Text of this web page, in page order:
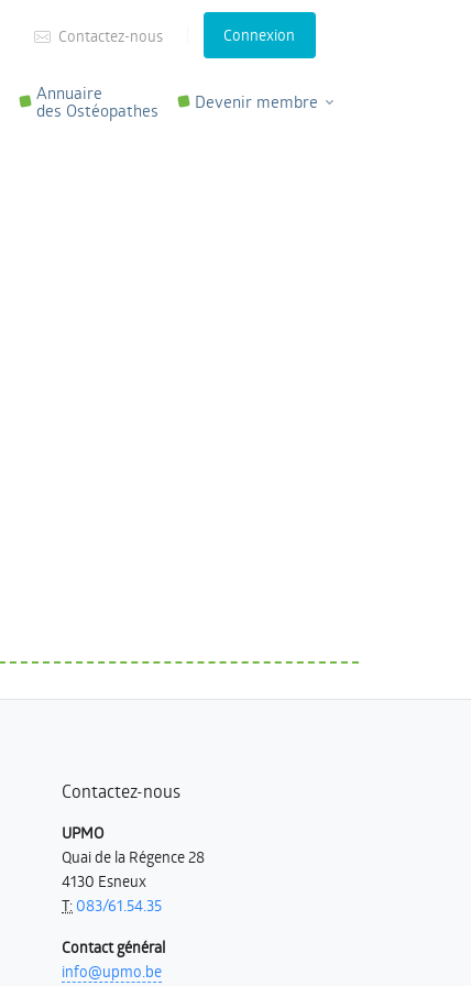
Contactez-nous Connexion
Annuaire
des Ostéopathes
Devenir membre
Contactez-nous
UPMO
Quai de la Régence 28
4130 Esneux
T: 083/61.54.35
Contact général
info@upmo.be